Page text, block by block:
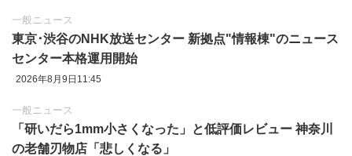
一般ニュース
東京‪･‬渋谷のNHK放送センター 新拠点"情報棟"のニュース
センター本格運用開始
2026年8月9日11:45
一般ニュース
「研いだら1mm小さくなった」と低評価レビュー 神奈川
の老舗刃物店「悲しくなる」